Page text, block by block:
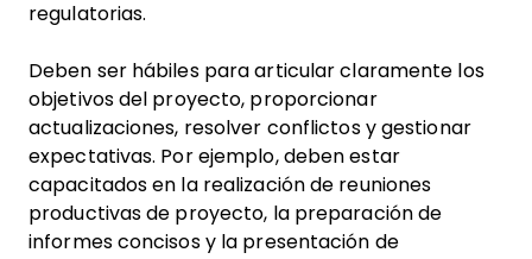
regulatorias.
Deben ser hábiles para articular claramente los
objetivos del proyecto, proporcionar
actualizaciones, resolver conflictos y gestionar
expectativas. Por ejemplo, deben estar
capacitados en la realización de reuniones
productivas de proyecto, la preparación de
informes concisos y la presentación de